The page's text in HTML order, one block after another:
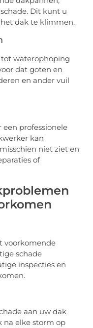
Dit kunt u
dak te klimmen.
waterophoping
dat goten en
en ander vuil
professionele
kan
niet ziet en
of
voorkomende
schade
inspecties en
aan uw dak
na elke storm op